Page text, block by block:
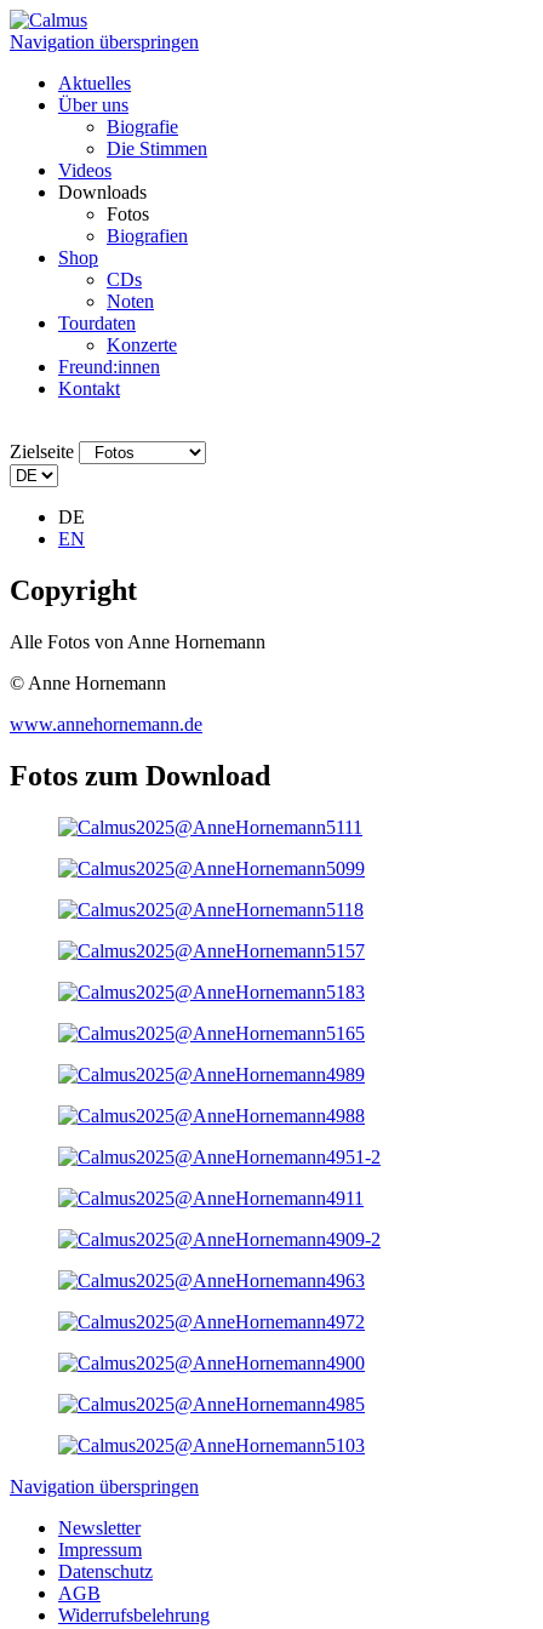
Navigation überspringen
Aktuelles
Über uns
Biografie
Die Stimmen
Videos
Downloads
Fotos
Biografien
Shop
CDs
Noten
Tourdaten
Konzerte
Freund:innen
Kontakt
Zielseite
DE
EN
Copyright
Alle Fotos von Anne Hornemann
© Anne Hornemann
www.annehornemann.de
Fotos zum Download
Navigation überspringen
Newsletter
Impressum
Datenschutz
AGB
Widerrufsbelehrung